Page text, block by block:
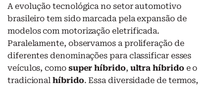
A evolução tecnológica no setor automotivo
brasileiro tem sido marcada pela expansão de
modelos com motorização eletrificada.
Paralelamente, observamos a proliferação de
diferentes denominações para classificar esses
veículos, como super híbrido, ultra híbrido e o
tradicionalhíbrido. Essa diversidade de termos,